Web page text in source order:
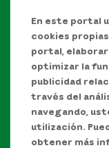
En este portal
cookies
portal,
optimizar la
publicidad
través del
navegando,
utilización.
obtener más